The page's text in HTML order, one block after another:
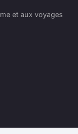
et aux voyages